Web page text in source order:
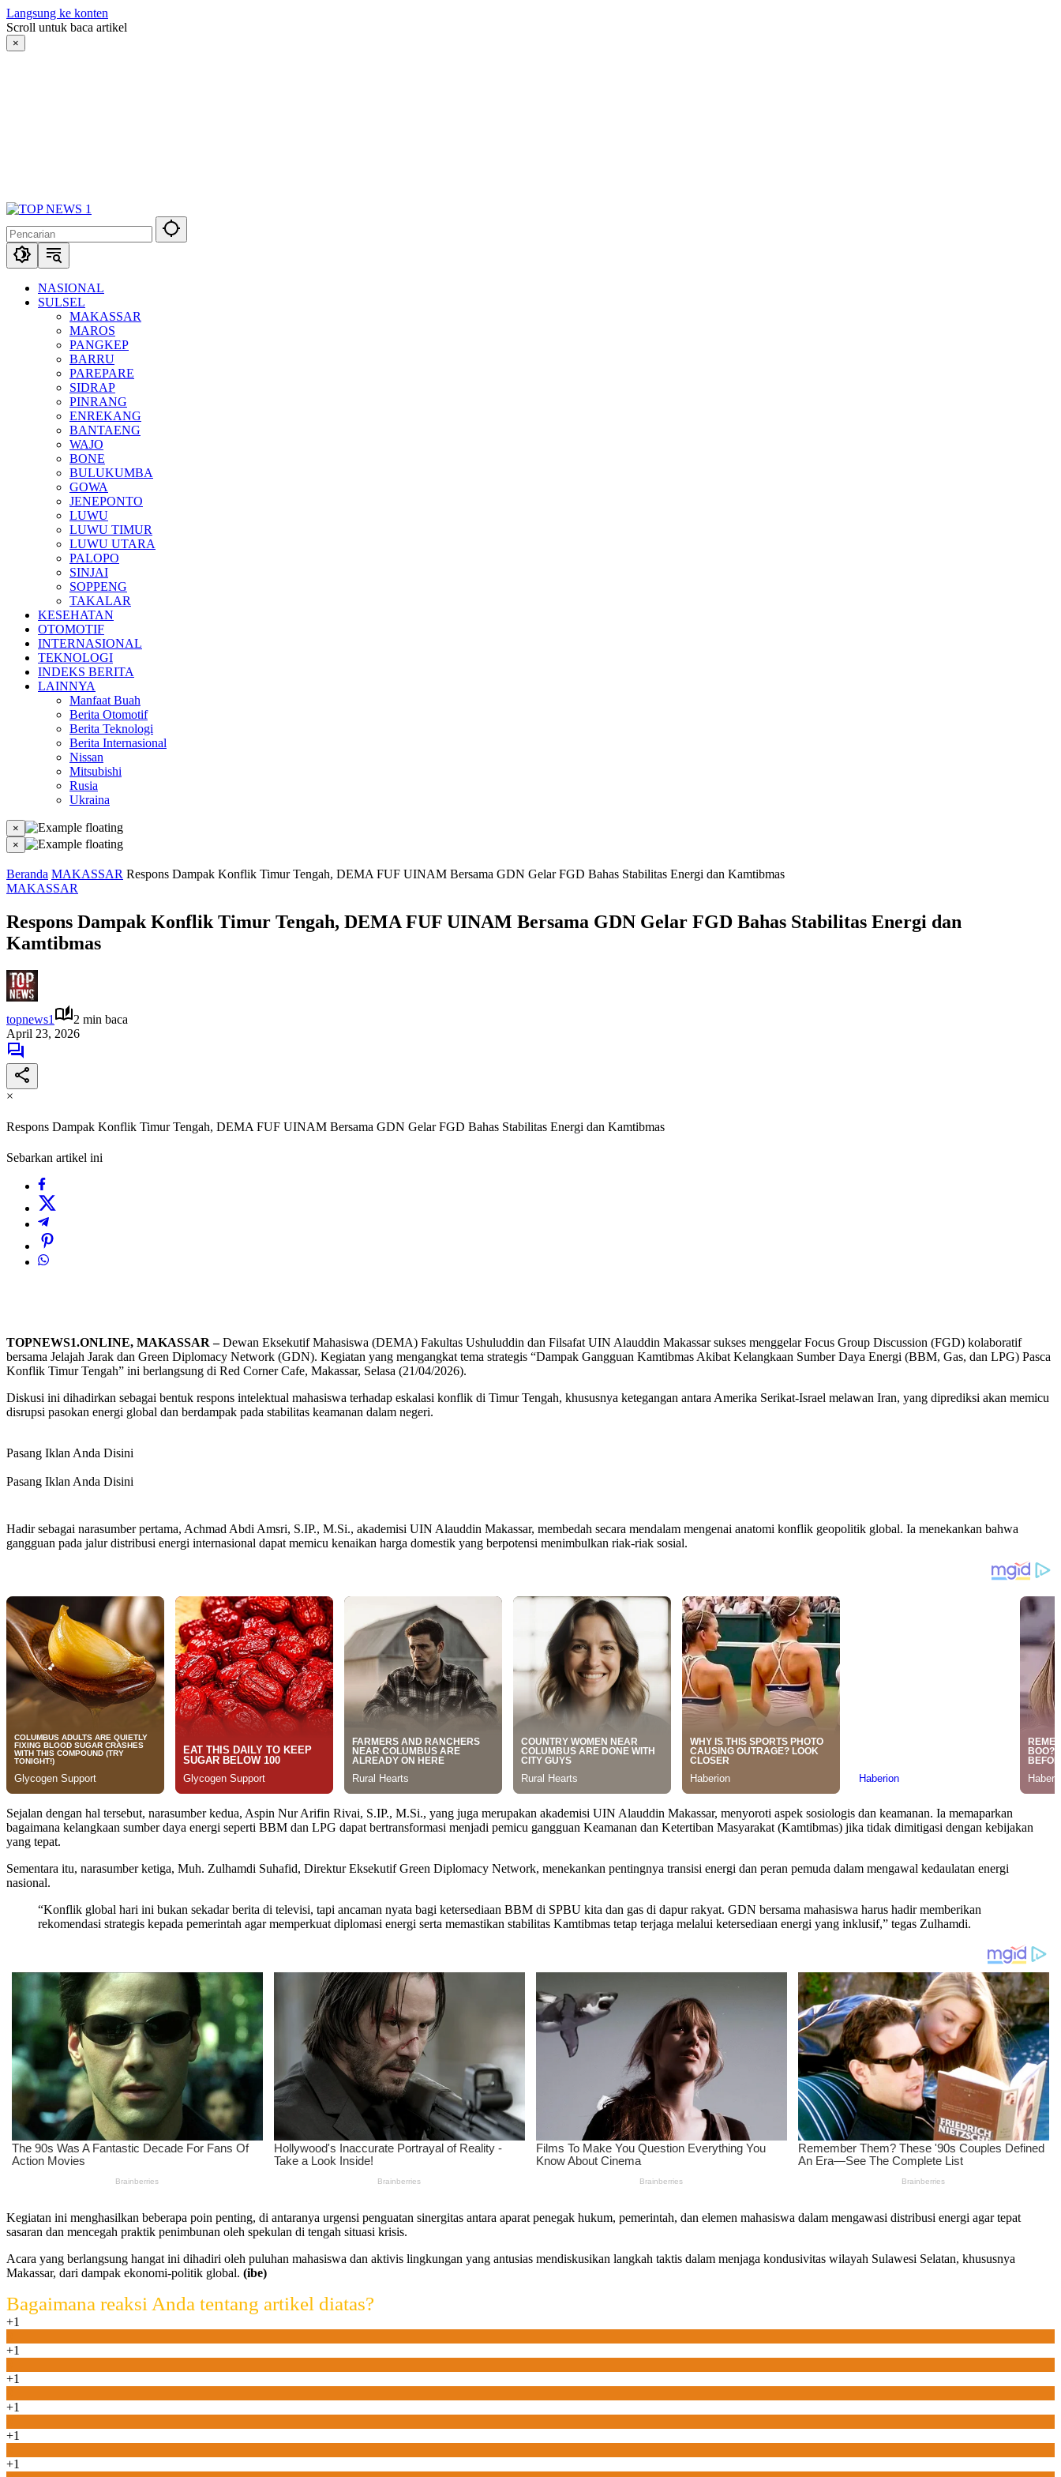
Langsung ke konten
Scroll untuk baca artikel
×
NASIONAL
SULSEL
MAKASSAR
MAROS
PANGKEP
BARRU
PAREPARE
SIDRAP
PINRANG
ENREKANG
BANTAENG
WAJO
BONE
BULUKUMBA
GOWA
JENEPONTO
LUWU
LUWU TIMUR
LUWU UTARA
PALOPO
SINJAI
SOPPENG
TAKALAR
KESEHATAN
OTOMOTIF
INTERNASIONAL
TEKNOLOGI
INDEKS BERITA
LAINNYA
Manfaat Buah
Berita Otomotif
Berita Teknologi
Berita Internasional
Nissan
Mitsubishi
Rusia
Ukraina
×
×
Beranda MAKASSAR Respons Dampak Konflik Timur Tengah, DEMA FUF UINAM Bersama GDN Gelar FGD Bahas Stabilitas Energi dan Kamtibmas
MAKASSAR
Respons Dampak Konflik Timur Tengah, DEMA FUF UINAM Bersama GDN Gelar FGD Bahas Stabilitas Energi dan
Kamtibmas
topnews1
2 min baca
April 23, 2026
×
Respons Dampak Konflik Timur Tengah, DEMA FUF UINAM Bersama GDN Gelar FGD Bahas Stabilitas Energi dan Kamtibmas
Sebarkan artikel ini
TOPNEWS1.ONLINE, MAKASSAR –Dewan Eksekutif Mahasiswa (DEMA) Fakultas Ushuluddin dan Filsafat UIN Alauddin Makassar sukses menggelar Focus Group Discussion (FGD) kolaboratif
bersama Jelajah Jarak dan Green Diplomacy Network (GDN). Kegiatan yang mengangkat tema strategis “Dampak Gangguan Kamtibmas Akibat Kelangkaan Sumber Daya Energi (BBM, Gas, dan LPG) Pasca
Konflik Timur Tengah” ini berlangsung di Red Corner Cafe, Makassar, Selasa (21/04/2026).
Diskusi ini dihadirkan sebagai bentuk respons intelektual mahasiswa terhadap eskalasi konflik di Timur Tengah, khususnya ketegangan antara Amerika Serikat-Israel melawan Iran, yang diprediksi akan memicu
disrupsi pasokan energi global dan berdampak pada stabilitas keamanan dalam negeri.
Pasang Iklan Anda Disini
Pasang Iklan Anda Disini
Hadir sebagai narasumber pertama, Achmad Abdi Amsri, S.IP., M.Si., akademisi UIN Alauddin Makassar, membedah secara mendalam mengenai anatomi konflik geopolitik global. Ia menekankan bahwa
gangguan pada jalur distribusi energi internasional dapat memicu kenaikan harga domestik yang berpotensi menimbulkan riak-riak sosial.
Sejalan dengan hal tersebut, narasumber kedua, Aspin Nur Arifin Rivai, S.IP., M.Si., yang juga merupakan akademisi UIN Alauddin Makassar, menyoroti aspek sosiologis dan keamanan. Ia memaparkan
bagaimana kelangkaan sumber daya energi seperti BBM dan LPG dapat bertransformasi menjadi pemicu gangguan Keamanan dan Ketertiban Masyarakat (Kamtibmas) jika tidak dimitigasi dengan kebijakan
yang tepat.
Sementara itu, narasumber ketiga, Muh. Zulhamdi Suhafid, Direktur Eksekutif Green Diplomacy Network, menekankan pentingnya transisi energi dan peran pemuda dalam mengawal kedaulatan energi
nasional.
“Konflik global hari ini bukan sekadar berita di televisi, tapi ancaman nyata bagi ketersediaan BBM di SPBU kita dan gas di dapur rakyat. GDN bersama mahasiswa harus hadir memberikan
rekomendasi strategis kepada pemerintah agar memperkuat diplomasi energi serta memastikan stabilitas Kamtibmas tetap terjaga melalui ketersediaan energi yang inklusif,” tegas Zulhamdi.
Kegiatan ini menghasilkan beberapa poin penting, di antaranya urgensi penguatan sinergitas antara aparat penegak hukum, pemerintah, dan elemen mahasiswa dalam mengawasi distribusi energi agar tepat
sasaran dan mencegah praktik penimbunan oleh spekulan di tengah situasi krisis.
Acara yang berlangsung hangat ini dihadiri oleh puluhan mahasiswa dan aktivis lingkungan yang antusias mendiskusikan langkah taktis dalam menjaga kondusivitas wilayah Sulawesi Selatan, khususnya
Makassar, dari dampak ekonomi-politik global. (ibe)
Bagaimana reaksi Anda tentang artikel diatas?
+1
+1
+1
+1
+1
+1